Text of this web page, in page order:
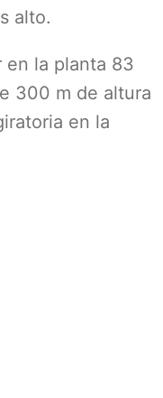
alto.
en la planta 83
300 m de altura
en la